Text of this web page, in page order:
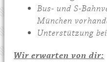
Bus- und S-
München
Unterstützung
Wir erwarten von dir: